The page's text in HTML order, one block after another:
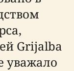
Grijalba
уважало